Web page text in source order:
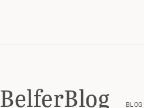
BelferBlog BLOG